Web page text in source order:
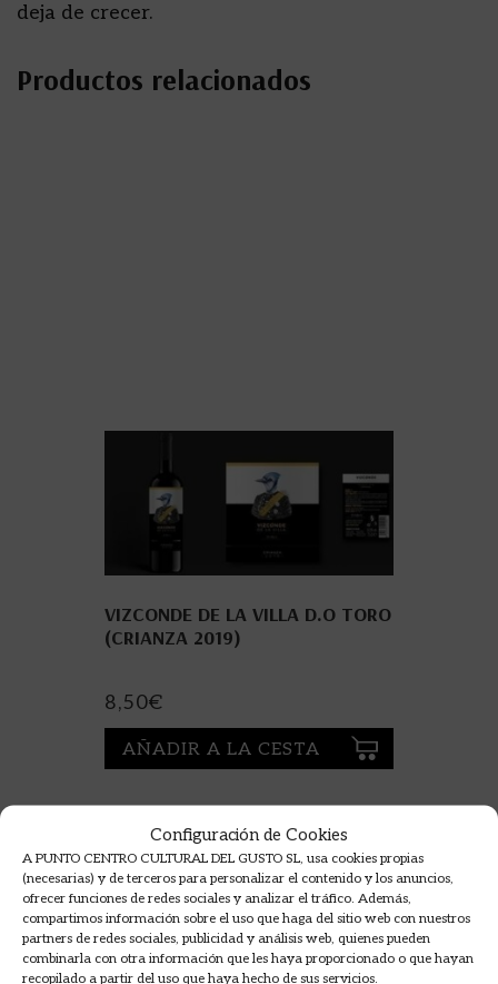
Configuración de Cookies
A PUNTO CENTRO CULTURAL DEL GUSTO SL, usa cookies propias
(necesarias) y de terceros para personalizar el contenido y los anuncios,
ofrecer funciones de redes sociales y analizar el tráfico. Además,
compartimos información sobre el uso que haga del sitio web con nuestros
partners de redes sociales, publicidad y análisis web, quienes pueden
combinarla con otra información que les haya proporcionado o que hayan
recopilado a partir del uso que haya hecho de sus servicios.
deja de crecer.
Productos relacionados
VIZCONDE DE LA VILLA D.O TORO
(CRIANZA 2019)
8,50€
AÑADIR A LA CESTA